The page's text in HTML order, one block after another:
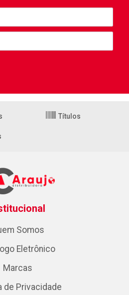
Títulos
Somos
Eletrônico
Marcas
de Privacidade